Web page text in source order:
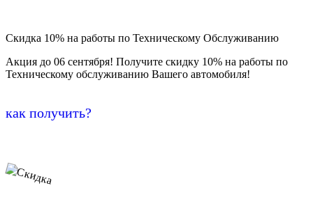
Скидка 10% на работы по Техническому Обслуживанию
Акция до 06 сентября! Получите скидку 10% на работы по
Техническому обслуживанию Вашего автомобиля!
как получить?